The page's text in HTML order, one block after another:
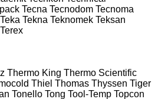
Tecna Tecnodom Tecnoma
Teka Tekna Teknomek Teksan
Terex
Thermo King Thermo Scientific
Thiel Thomas Thyssen Tiger
Tonello Tong Tool-Temp Topcon